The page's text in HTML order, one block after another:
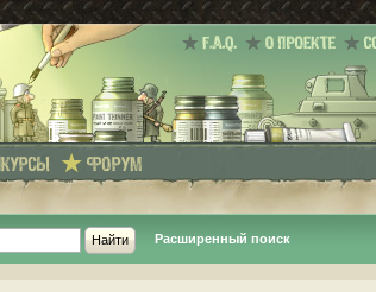
Расширенный поиск